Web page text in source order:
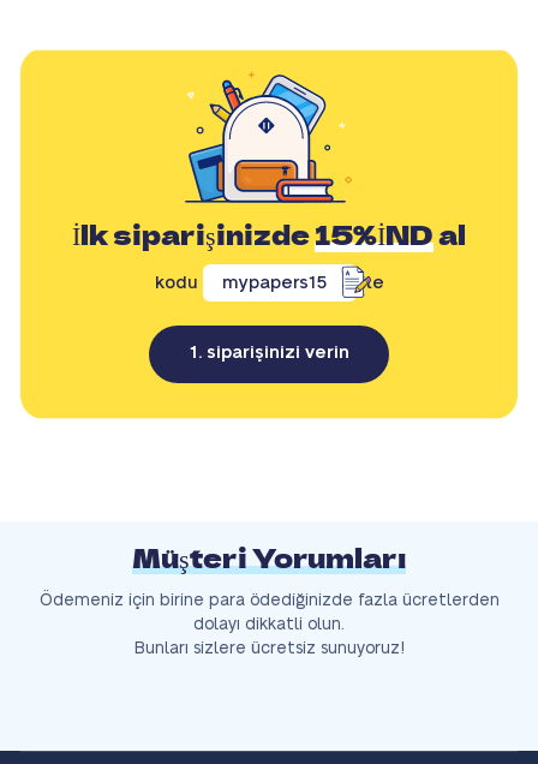
İlk siparişinizde15%İNDal
kodu mypapers15 ile
1. siparişinizi verin
Müşteri Yorumları
Ödemeniz için birine para ödediğinizde fazla ücretlerden
dolayı dikkatli olun.
Bunları sizlere ücretsiz sunuyoruz!